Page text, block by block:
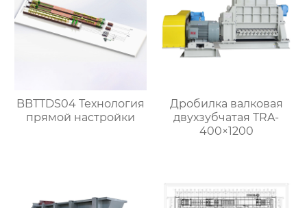
BBTTDS04 Технология
прямой настройки
Дробилка валковая
двухзубчатая TRA-
400×1200